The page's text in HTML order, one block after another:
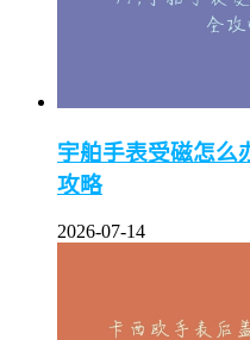
宇舶手表受磁怎么
攻略
2026-07-14